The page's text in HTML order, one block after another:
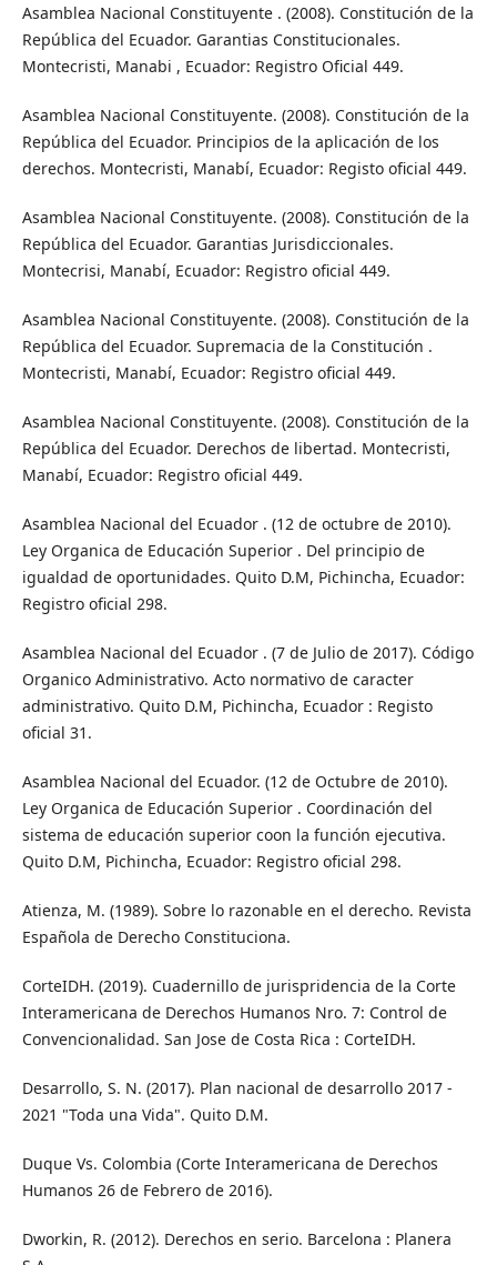
Asamblea Nacional Constituyente . (2008). Constitución de la
República del Ecuador. Garantias Constitucionales.
Montecristi, Manabi , Ecuador: Registro Oficial 449.
Asamblea Nacional Constituyente. (2008). Constitución de la
República del Ecuador. Principios de la aplicación de los
derechos. Montecristi, Manabí, Ecuador: Registo oficial 449.
Asamblea Nacional Constituyente. (2008). Constitución de la
República del Ecuador. Garantias Jurisdiccionales.
Montecrisi, Manabí, Ecuador: Registro oficial 449.
Asamblea Nacional Constituyente. (2008). Constitución de la
República del Ecuador. Supremacia de la Constitución .
Montecristi, Manabí, Ecuador: Registro oficial 449.
Asamblea Nacional Constituyente. (2008). Constitución de la
República del Ecuador. Derechos de libertad. Montecristi,
Manabí, Ecuador: Registro oficial 449.
Asamblea Nacional del Ecuador . (12 de octubre de 2010).
Ley Organica de Educación Superior . Del principio de
igualdad de oportunidades. Quito D.M, Pichincha, Ecuador:
Registro oficial 298.
Asamblea Nacional del Ecuador . (7 de Julio de 2017). Código
Organico Administrativo. Acto normativo de caracter
administrativo. Quito D.M, Pichincha, Ecuador : Registo
oficial 31.
Asamblea Nacional del Ecuador. (12 de Octubre de 2010).
Ley Organica de Educación Superior . Coordinación del
sistema de educación superior coon la función ejecutiva.
Quito D.M, Pichincha, Ecuador: Registro oficial 298.
Atienza, M. (1989). Sobre lo razonable en el derecho. Revista
Española de Derecho Constituciona.
CorteIDH. (2019). Cuadernillo de jurispridencia de la Corte
Interamericana de Derechos Humanos Nro. 7: Control de
Convencionalidad. San Jose de Costa Rica : CorteIDH.
Desarrollo, S. N. (2017). Plan nacional de desarrollo 2017 -
2021 "Toda una Vida". Quito D.M.
Duque Vs. Colombia (Corte Interamericana de Derechos
Humanos 26 de Febrero de 2016).
Dworkin, R. (2012). Derechos en serio. Barcelona : Planera